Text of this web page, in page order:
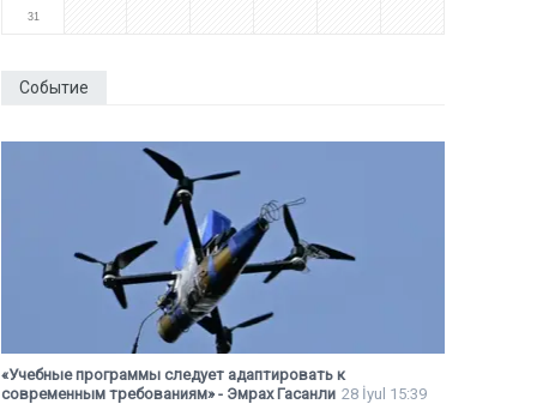
31
Событие
«Учебные программы следует адаптировать к
современным требованиям» - Эмрах Гасанли 28 İyul 15:39